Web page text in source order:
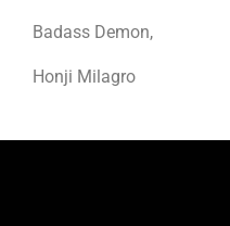
Badass Demon,
Honji Milagro